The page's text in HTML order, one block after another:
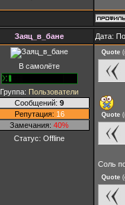
Заяц_в_бане Дата:
В самолёте
Группа: Пользователи
Сообщений: 9
Репутация: 16
Замечания: 40%
Статус: Offline
Quote (
Quote (
Соль
Quote (